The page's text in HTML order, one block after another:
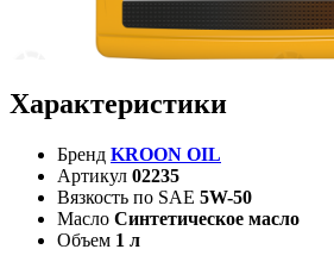
Характеристики
Бренд KROON OIL
Артикул 02235
Вязкость по SAE 5W-50
Масло Синтетическое масло
Объем 1 л